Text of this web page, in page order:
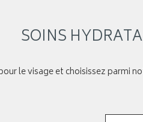
SOINS
le visage et choisissez parmi